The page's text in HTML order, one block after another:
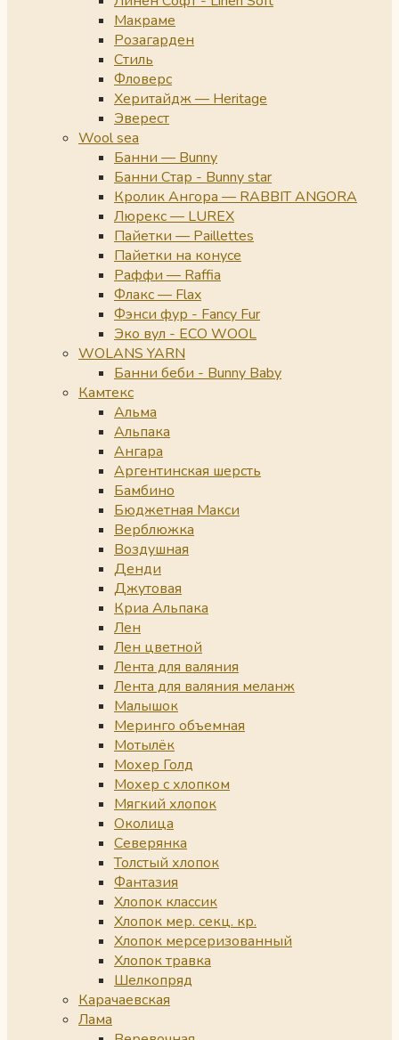
Макраме
Розагарден
Стиль
Фловерс
Херитайдж — Heritage
Эверест
Wool sea
Банни — Bunny
Банни Стар - Bunny star
Кролик Ангора — RABBIT ANGORA
Люрекс — LUREX
Пайетки — Paillettes
Пайетки на конусе
Раффи — Raffia
Флакс — Flax
Фэнси фур - Fancy Fur
Эко вул - ECO WOOL
WOLANS YARN
Банни беби - Bunny Baby
Камтекс
Альма
Альпака
Ангара
Аргентинская шерсть
Бамбино
Бюджетная Макси
Верблюжка
Воздушная
Денди
Джутовая
Криа Альпака
Лен
Лен цветной
Лента для валяния
Лента для валяния меланж
Малышок
Меринго объемная
Мотылёк
Мохер Голд
Мохер с хлопком
Мягкий хлопок
Околица
Северянка
Толстый хлопок
Фантазия
Хлопок классик
Хлопок мер. секц. кр.
Хлопок мерсеризованный
Хлопок травка
Шелкопряд
Карачаевская
Лама